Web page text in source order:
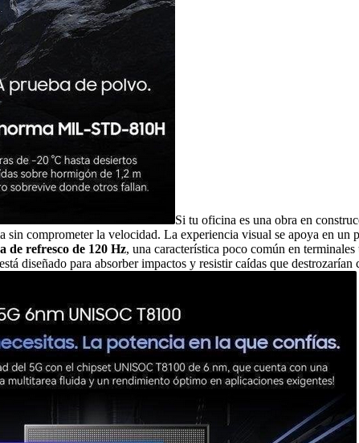
Si tu oficina es una obra en
comprometer la velocidad. La experiencia visual se apoya en un
de refresco de 120 Hz, una característica poco común en
diseñado para absorber impactos y resistir caídas que